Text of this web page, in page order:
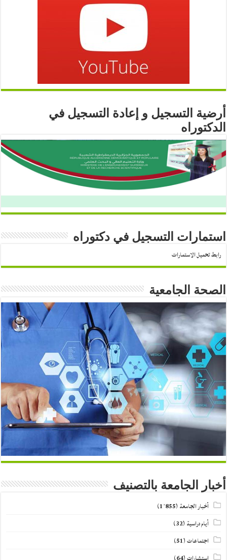
أرضية التسجيل و إعادة التسجيل في
الدكتوراه
استمارات التسجيل في دكتوراه
رابط تحميل الاستمارات
الصحة الجامعية
أخبار الجامعة بالتصنيف
أخبار الجامعة (1٬855)
أيام دراسية (32)
اجتماعات(51)